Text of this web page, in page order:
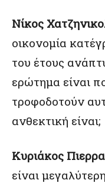
Νίκος
οικονομία
του έτους
ερώτημα είναι
τροφοδοτούν
ανθεκτική είναι;
Κυριάκος
είναι